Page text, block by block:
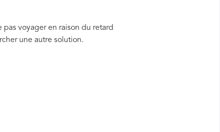
voyager en raison du retard
une autre solution.